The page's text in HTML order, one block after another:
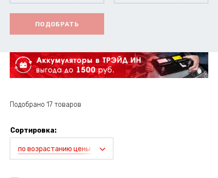
ПОДОБРАТЬ
Подобрано 17 товаров
Сортировка:
по возрастанию цены